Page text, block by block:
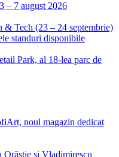
– 7 august 2026
Tech (23 – 24 septembrie)
standuri disponibile
Park, al 18-lea parc de
noul magazin dedicat
Orăștie și Vladimirescu